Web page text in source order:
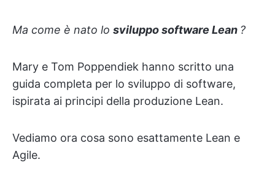
Ma come è nato lo sviluppo software Lean ?
Mary e Tom Poppendiek hanno scritto una
guida completa per lo sviluppo di software,
ispirata ai principi della produzione Lean.
Vediamo ora cosa sono esattamente Lean e
Agile.